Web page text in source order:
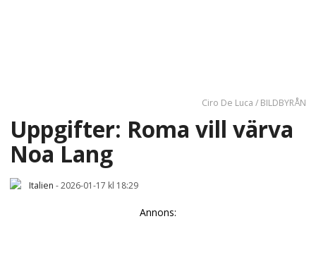
Ciro De Luca / BILDBYRÅN
Uppgifter: Roma vill värva
Noa Lang
Italien -2026-01-17 kl 18:29
Annons: